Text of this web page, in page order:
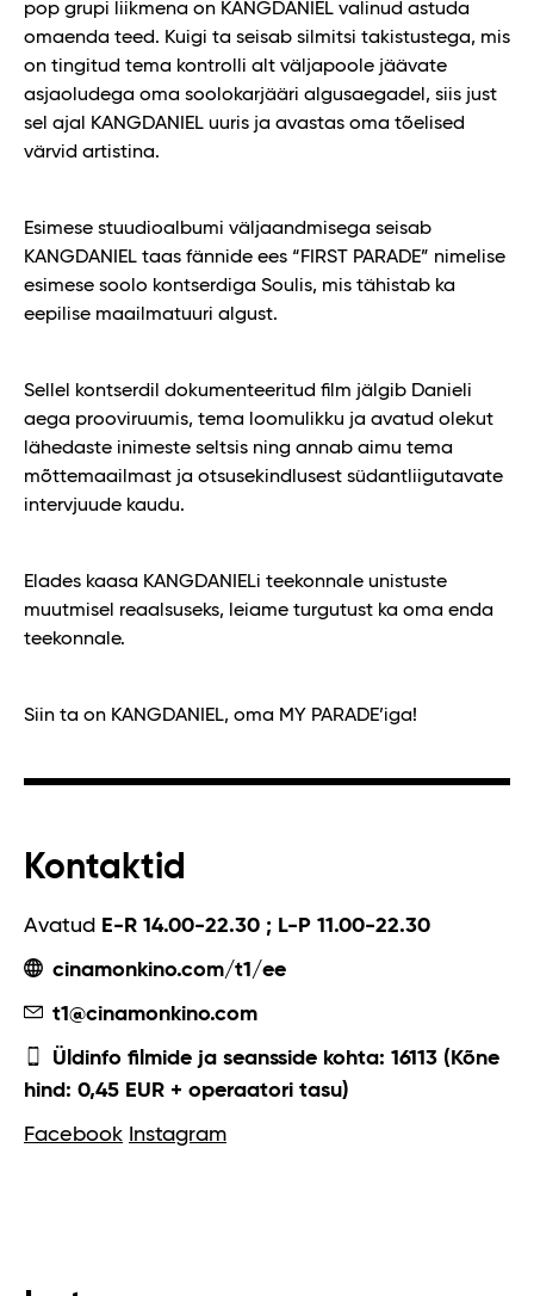
pop grupi liikmena on KANGDANIEL valinud astuda
omaenda teed. Kuigi ta seisab silmitsi takistustega, mis
on tingitud tema kontrolli alt väljapoole jäävate
asjaoludega oma soolokarjääri algusaegadel, siis just
sel ajal KANGDANIEL uuris ja avastas oma tõelised
värvid artistina.
Esimese stuudioalbumi väljaandmisega seisab
KANGDANIEL taas fännide ees “FIRST PARADE” nimelise
esimese soolo kontserdiga Soulis, mis tähistab ka
eepilise maailmatuuri algust.
Sellel kontserdil dokumenteeritud film jälgib Danieli
aega prooviruumis, tema loomulikku ja avatud olekut
lähedaste inimeste seltsis ning annab aimu tema
mõttemaailmast ja otsusekindlusest südantliigutavate
intervjuude kaudu.
Elades kaasa KANGDANIELi teekonnale unistuste
muutmisel reaalsuseks, leiame turgutust ka oma enda
teekonnale.
Siin ta on KANGDANIEL, oma MY PARADE’iga!
Kontaktid
Avatud E-R 14.00-22.30 ; L-P 11.00-22.30
cinamonkino.com/t1/ee
t1@cinamonkino.com
Üldinfo filmide ja seansside kohta: 16113 (Kõne
hind: 0,45 EUR + operaatori tasu)
Facebook Instagram